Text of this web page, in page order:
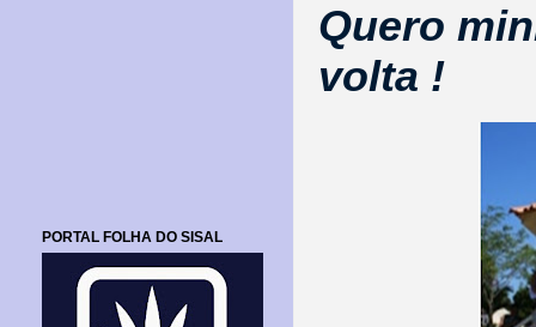
Quero
volta !
PORTAL FOLHA DO SISAL